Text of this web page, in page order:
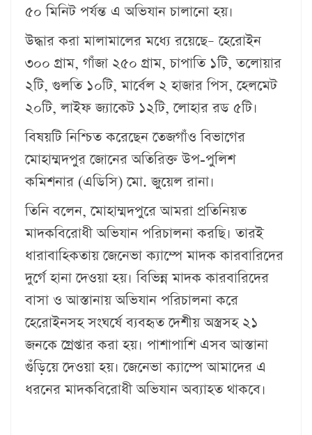
৫০ মিনিট পর্যন্ত এ অভিযান চালানো হয়।
উদ্ধার করা মালামালের মধ্যে রয়েছে– হেরোইন
৩০০ গ্রাম, গাঁজা ২৫০ গ্রাম, চাপাতি ১টি, তলোয়ার
২টি, গুলতি ১০টি, মার্বেল ২ হাজার পিস, হেলমেট
২০টি, লাইফ জ্যাকেট ১২টি, লোহার রড ৫টি।
বিষয়টি নিশ্চিত করেছেন তেজগাঁও বিভাগের
মোহাম্মদপুর জোনের অতিরিক্ত উপ-পুলিশ
কমিশনার (এডিসি) মো. জুয়েল রানা।
তিনি বলেন, মোহাম্মদপুরে আমরা প্রতিনিয়ত
মাদকবিরোধী অভিযান পরিচালনা করছি। তারই
ধারাবাহিকতায় জেনেভা ক্যাম্পে মাদক কারবারিদের
দুর্গে হানা দেওয়া হয়। বিভিন্ন মাদক কারবারিদের
বাসা ও আস্তানায় অভিযান পরিচালনা করে
হেরোইনসহ সংঘর্ষে ব্যবহৃত দেশীয় অস্ত্রসহ ২১
জনকে গ্রেপ্তার করা হয়। পাশাপাশি এসব আস্তানা
গুঁড়িয়ে দেওয়া হয়। জেনেভা ক্যাম্পে আমাদের এ
ধরনের মাদকবিরোধী অভিযান অব্যাহত থাকবে।